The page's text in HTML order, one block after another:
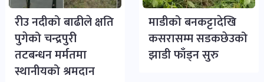
रीउ नदीको बाढीले क्षति
पुगेको चन्द्रपुरी
तटबन्धन मर्मतमा
स्थानीयको श्रमदान
माडीको बनकट्टादेखि
कसरासम्म सडकछेउको
झाडी फाँड्न सुरु